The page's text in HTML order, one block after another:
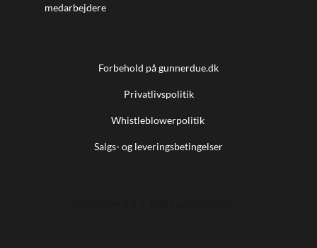
medarbejdere
Forbehold på gunnerdue.dk
Privatlivspolitik
Whistleblowerpolitik
Salgs- og leveringsbetingelser